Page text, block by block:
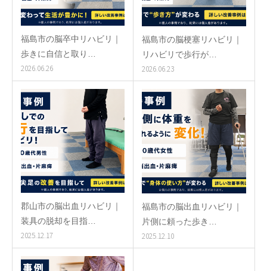
福島市の脳卒中リハビリ｜
歩きに自信と取り…
2026.06.26
福島市の脳梗塞リハビリ｜
リハビリで歩行が…
2026.06.23
郡山市の脳出血リハビリ｜
装具の脱却を目指…
2025.12.17
福島市の脳出血リハビリ｜
片側に頼った歩き…
2025.12.10